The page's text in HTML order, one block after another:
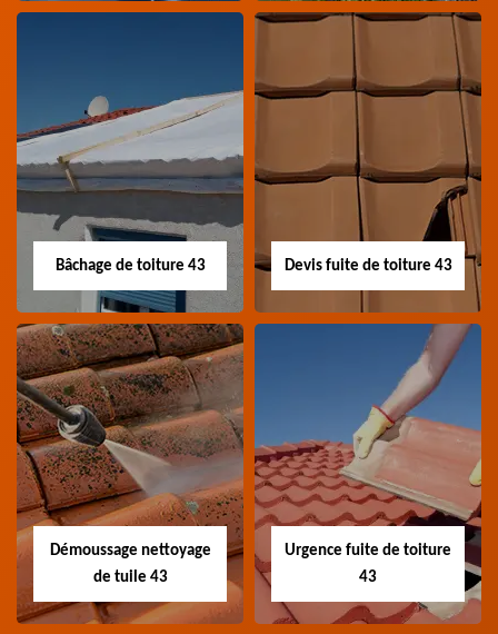
Nettoyage panneau
photovoltaïque 43
Professionnel en
nettoyage panneau
photovoltaïque 43
Devis pose de
gouttière 43
Devis pose de gouttière
43 Haute-Loire
Bâchage de toiture 43
Bâchage de toiture
43
Entreprise bâchage de
toiture 43 Haute-Loire
Devis fuite de toiture 43
Devis fuite de
toiture 43
Devis fuite de toiture 43
Haute-Loire
Démoussage nettoyage
de tuile 43
Urgence fuite de toiture
43